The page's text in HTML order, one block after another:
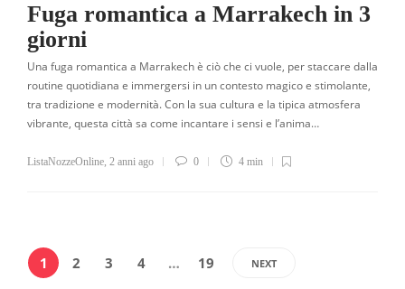
Fuga romantica a Marrakech in 3
giorni
Una fuga romantica a Marrakech è ciò che ci vuole, per staccare dalla
routine quotidiana e immergersi in un contesto magico e stimolante,
tra tradizione e modernità. Con la sua cultura e la tipica atmosfera
vibrante, questa città sa come incantare i sensi e l’anima…
ListaNozzeOnline, 2 anni ago 0 4 min
1 2 3 4 … 19 NEXT